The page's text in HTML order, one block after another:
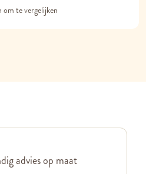
om te vergelijken
advies op maat